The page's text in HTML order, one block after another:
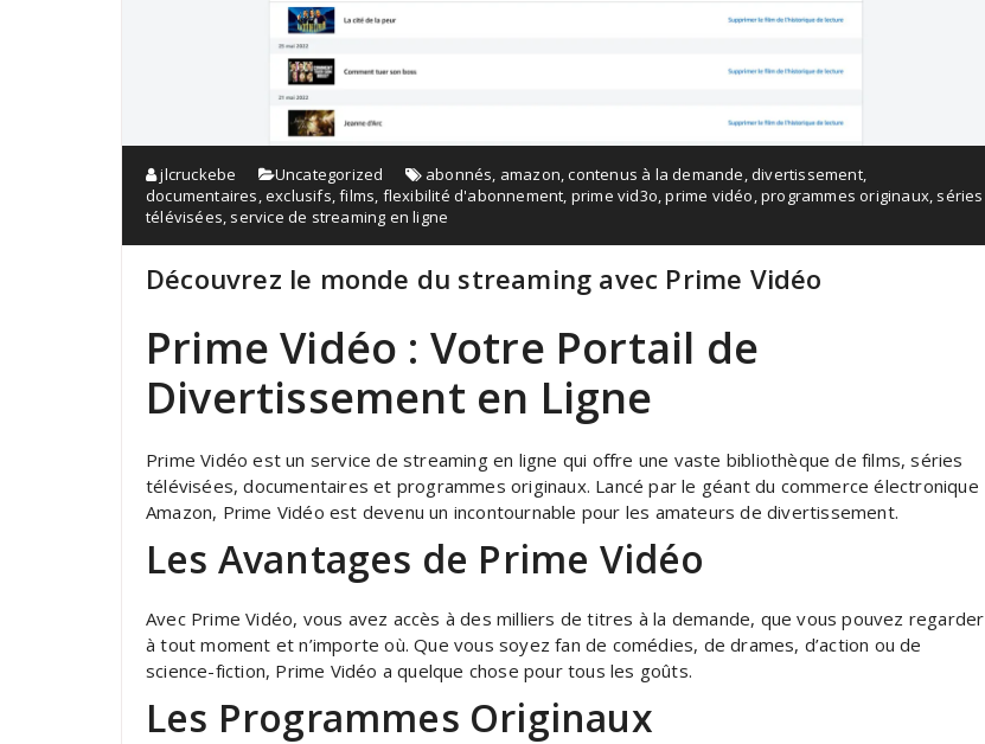
jlcruckebe Uncategorized abonnés, amazon,contenus à la demande,divertissement,
documentaires,exclusifs,films, flexibilité d'abonnement, prime vid3o,prime vidéo,programmes originaux, séries
télévisées, service de streaming en ligne
Découvrez le monde du streaming avec Prime Vidéo
Prime Vidéo : Votre Portail de
Divertissement en Ligne
Prime Vidéo est un service de streaming en ligne qui offre une vaste bibliothèque de films, séries
télévisées, documentaires et programmes originaux. Lancé par le géant du commerce électronique
Amazon, Prime Vidéo est devenu un incontournable pour les amateurs de divertissement.
Les Avantages de Prime Vidéo
Avec Prime Vidéo, vous avez accès à des milliers de titres à la demande, que vous pouvez regarder
à tout moment et n’importe où. Que vous soyez fan de comédies, de drames, d’action ou de
science-fiction, Prime Vidéo a quelque chose pour tous les goûts.
Les Programmes Originaux